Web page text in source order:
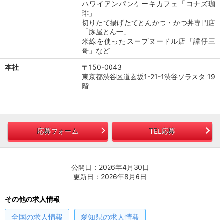
ハワイアンパンケーキカフェ「コナズ珈
琲」
切りたて揚げたてとんかつ・かつ丼専門店
「豚屋とん一」
米線を使ったスープヌードル店「譚仔三
哥」など
本社
〒150-0043
東京都渋谷区道玄坂1-21-1渋谷ソラスタ 19
階
応募フォーム TEL応募
公開日：2026年4月30日
更新日：2026年8月6日
その他の求人情報
全国の求人情報 愛知県の求人情報